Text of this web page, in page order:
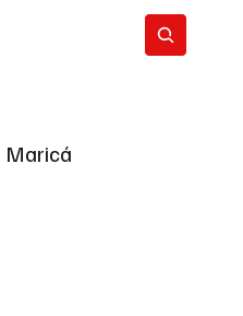
Maricá